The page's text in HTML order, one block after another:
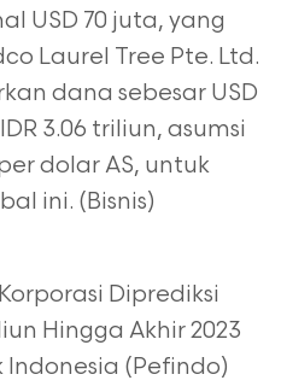
USD 70 juta, yang
Laurel Tree Pte. Ltd.
dana sebesar USD
3.06 triliun, asumsi
dolar AS, untuk
ini. (Bisnis)
Diprediksi
Hingga Akhir 2023
Indonesia (Pefindo)